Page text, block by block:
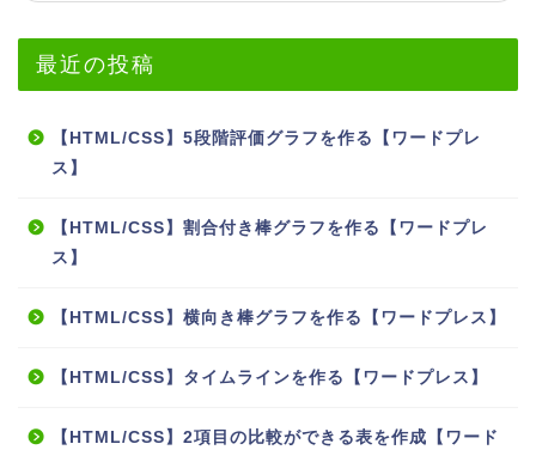
最近の投稿
【HTML/CSS】5段階評価グラフを作る【ワードプレ
ス】
【HTML/CSS】割合付き棒グラフを作る【ワードプレ
ス】
【HTML/CSS】横向き棒グラフを作る【ワードプレス】
【HTML/CSS】タイムラインを作る【ワードプレス】
【HTML/CSS】2項目の比較ができる表を作成【ワード